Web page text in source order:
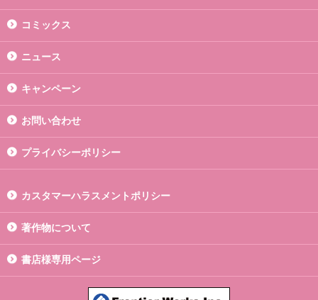
コミックス
ニュース
キャンペーン
お問い合わせ
プライバシーポリシー
カスタマーハラスメントポリシー
著作物について
書店様専用ページ